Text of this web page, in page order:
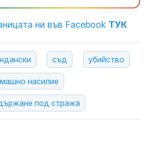
ни във Facebook ТУК
съд убийство
насилие
под стража